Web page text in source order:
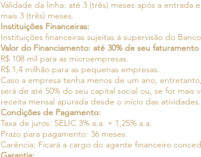
Validade da linha: até 3 (três) meses após a entrada
mais 3 (três) meses.
Instituições Financeiras:
Instituições financeiras sujeitas à supervisão do
Valor do Financiamento: até 30% de seu
R$ 108 mil para as microempresas.
R$ 1,4 milhão para as pequenas empresas.
Caso a empresa tenha menos de um ano,
será de até 50% do seu capital social ou, se for mais
receita mensal apurada desde o início das atividades.
Condições de Pagamento:
Taxa de juros: SELIC 3% a.a. + 1,25% a.a.
Prazo para pagamento: 36 meses.
Carência: Ficará a cargo do agente financeiro